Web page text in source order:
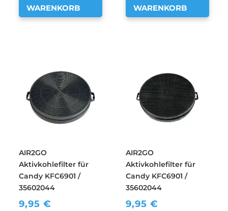
WARENKORB
WARENKORB
AIR2GO
Aktivkohlefilter für
Candy KFC6901 /
35602044
9,95€
AIR2GO
Aktivkohlefilter für
Candy KFC6901 /
35602044
9,95€